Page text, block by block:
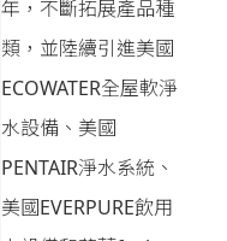
年，不斷拓展產品種
類，並陸續引進美國
ECOWATER全屋軟淨
水設備、美國
PENTAIR淨水系統、
美國EVERPURE飲用